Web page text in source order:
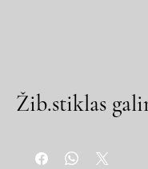
Žib.stiklas